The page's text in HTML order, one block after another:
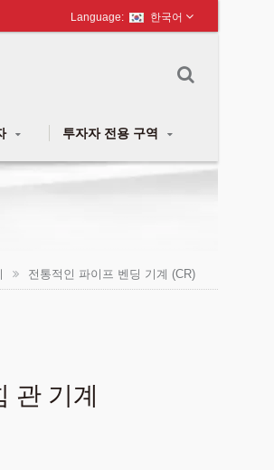
한국어
투자자 전용 구역
전통적인 파이프 벤딩 기계 (CR)
관 기계